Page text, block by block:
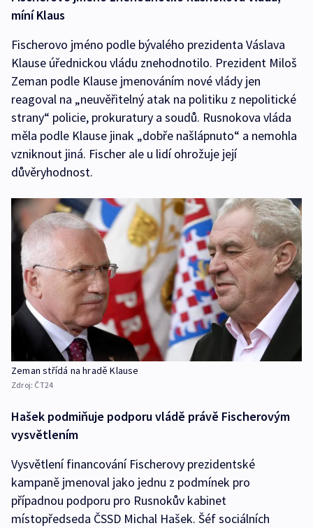
míní Klaus
Fischerovo jméno podle bývalého prezidenta Váslava
Klause úřednickou vládu znehodnotilo. Prezident Miloš
Zeman podle Klause jmenováním nové vlády jen
reagoval na „neuvěřitelný atak na politiku z nepolitické
strany“ policie, prokuratury a soudů. Rusnokova vláda
měla podle Klause jinak „dobře našlápnuto“ a nemohla
vzniknout jiná. Fischer ale u lidí ohrožuje její
důvěryhodnost.
Zeman střídá na hradě Klause
Zdroj: ČT24
Hašek podmiňuje podporu vládě právě Fischerovým
vysvětlením
Vysvětlení financování Fischerovy prezidentské
kampaně jmenoval jako jednu z podmínek pro
případnou podporu pro Rusnokův kabinet
místopředseda ČSSD Michal Hašek. Šéf sociálních